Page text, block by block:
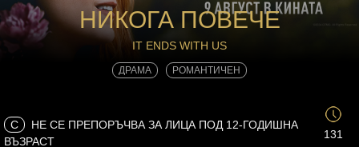
НИКОГА ПОВЕЧЕ
IT ENDS WITH US
ДРАМА РОМАНТИЧЕН
C
НЕ СЕ ПРЕПОРЪЧВА ЗА ЛИЦА ПОД 12-ГОДИШНА
ВЪЗРАСТ
131